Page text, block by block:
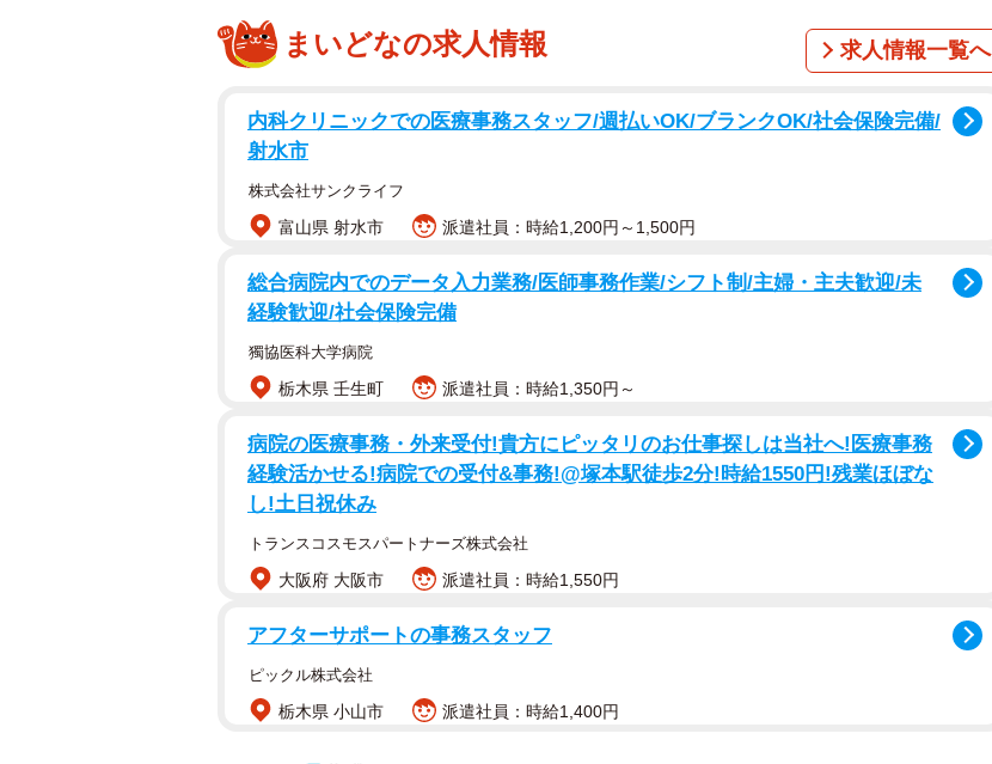
まいどなの求人情報 求人情報一覧へ
内科クリニックでの医療事務スタッフ/週払いOK/ブランクOK/社会保険完備/
射水市
株式会社サンクライフ
富山県 射水市 派遣社員：時給1,200円～1,500円
総合病院内でのデータ入力業務/医師事務作業/シフト制/主婦・主夫歓迎/未
経験歓迎/社会保険完備
獨協医科大学病院
栃木県 壬生町 派遣社員：時給1,350円～
病院の医療事務・外来受付!貴方にピッタリのお仕事探しは当社へ!医療事務
経験活かせる!病院での受付&事務!@塚本駅徒歩2分!時給1550円!残業ほぼな
し!土日祝休み
トランスコスモスパートナーズ株式会社
大阪府 大阪市 派遣社員：時給1,550円
アフターサポートの事務スタッフ
ピックル株式会社
栃木県 小山市 派遣社員：時給1,400円